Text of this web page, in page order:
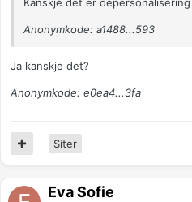
Kanskje det er
Anonymkode: a1488...593
Ja kanskje det?
Anonymkode: e0ea4...3fa
Siter
Eva Sofie